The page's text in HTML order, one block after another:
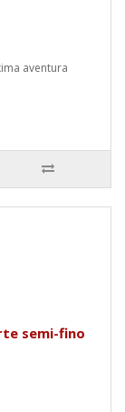
aventura
semi-fino